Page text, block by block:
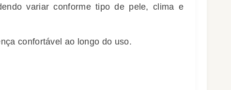
variar conforme tipo de pele, clima e
confortável ao longo do uso.